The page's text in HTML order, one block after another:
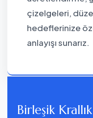
çizelgeleri,
hedeflerinize
anlayışı sunarız.
Birleşik